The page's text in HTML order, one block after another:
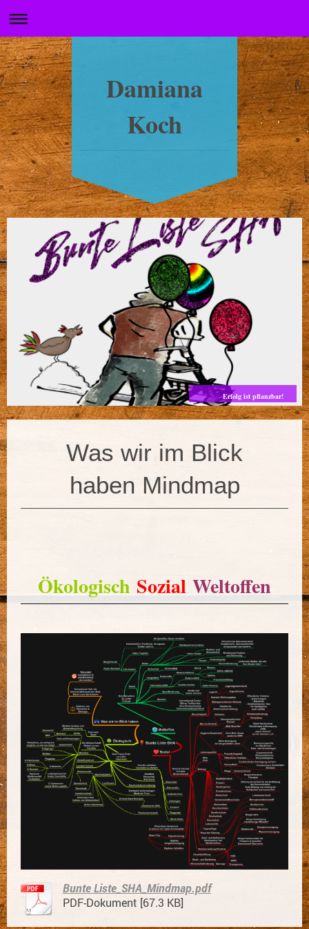
Damiana
Koch
Erfolg ist pflanzbar!
Was wir im Blick
haben Mindmap
Ökologisch Sozial Weltoffen
Bunte Liste_SHA_Mindmap.pdf
PDF-Dokument [67.3 KB]